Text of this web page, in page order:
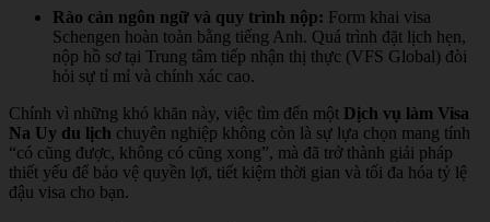
Rào cản ngôn ngữ và quy trình nộp: Form khai visa
Schengen hoàn toàn bằng tiếng Anh. Quá trình đặt lịch hẹn,
nộp hồ sơ tại Trung tâm tiếp nhận thị thực (VFS Global) đòi
hỏi sự tỉ mỉ và chính xác cao.
Chính vì những khó khăn này, việc tìm đến một Dịch vụ làm Visa
Na Uy du lịch chuyên nghiệp không còn là sự lựa chọn mang tính
“có cũng được, không có cũng xong”, mà đã trở thành giải pháp
thiết yếu để bảo vệ quyền lợi, tiết kiệm thời gian và tối đa hóa tỷ lệ
đậu visa cho bạn.